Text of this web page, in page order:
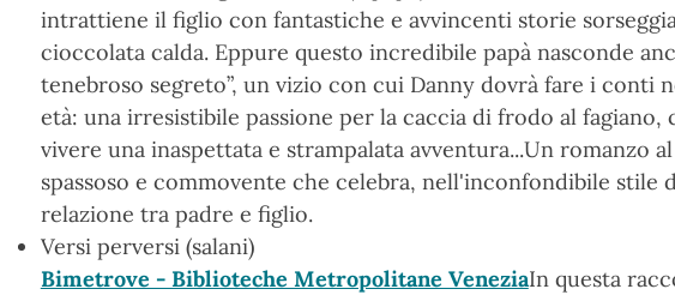
intrattiene il figlio con fantastiche e avvincenti storie
cioccolata calda. Eppure questo incredibile papà nasconde
tenebroso segreto”, un vizio con cui Danny dovrà fare i conti
età: una irresistibile passione per la caccia di frodo al
vivere una inaspettata e strampalata avventura...Un romanzo
spassoso e commovente che celebra, nell'inconfondibile stile
relazione tra padre e figlio.
Versi perversi (salani)
Bimetrove - Biblioteche Metropolitane VeneziaIn questa